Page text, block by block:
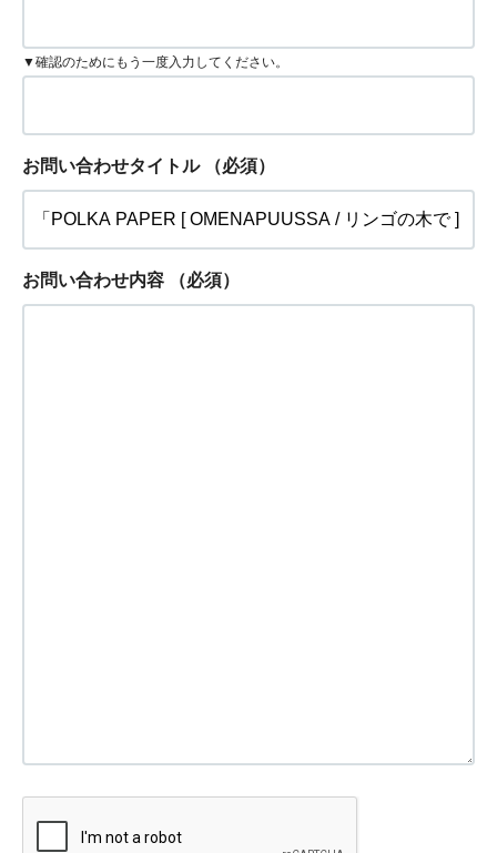
▼確認のためにもう一度入力してください。
お問い合わせタイトル （必須）
お問い合わせ内容 （必須）